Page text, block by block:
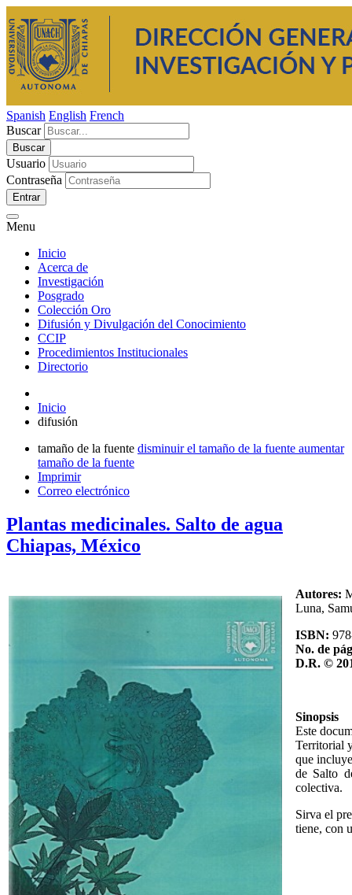
Spanish English French
Buscar
Usuario
Contraseña
Entrar
Menu
Inicio
Acerca de
Investigación
Posgrado
Colección Oro
Difusión y Divulgación del Conocimiento
CCIP
Procedimientos Institucionales
Directorio
Inicio
difusión
tamaño de la fuente disminuir el tamaño de la fuente aumentar
tamaño de la fuente
Imprimir
Correo electrónico
Plantas medicinales. Salto de agua
Chiapas, México
Autores:
Luna,
ISBN:
No. de
D.R. ©
Sinopsis
Este
Territorial
que
de Salto
colectiva.
Sirva el
tiene, con